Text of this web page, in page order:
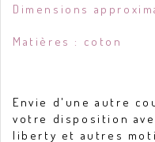
Dimensions
Matières : coton
Envie d'une autre
votre disposition
liberty et autres